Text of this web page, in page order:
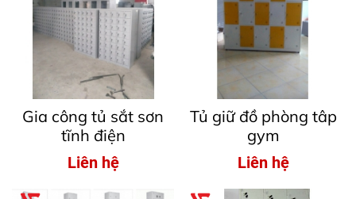
Gia công tủ sắt sơn
tĩnh điện
Liên hệ
Tủ giữ đồ phòng tâp
gym
Liên hệ